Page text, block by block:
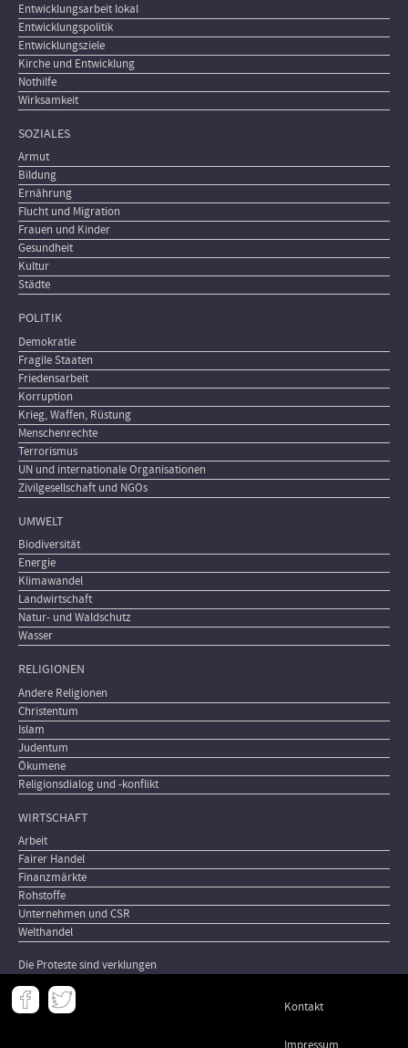
Entwicklungsarbeit lokal
Entwicklungspolitik
Entwicklungsziele
Kirche und Entwicklung
Nothilfe
Wirksamkeit
SOZIALES
Armut
Bildung
Ernährung
Flucht und Migration
Frauen und Kinder
Gesundheit
Kultur
Städte
POLITIK
Demokratie
Fragile Staaten
Friedensarbeit
Korruption
Krieg, Waffen, Rüstung
Menschenrechte
Terrorismus
UN und internationale Organisationen
Zivilgesellschaft und NGOs
UMWELT
Biodiversität
Energie
Klimawandel
Landwirtschaft
Natur- und Waldschutz
Wasser
RELIGIONEN
Andere Religionen
Christentum
Islam
Judentum
Ökumene
Religionsdialog und -konflikt
WIRTSCHAFT
Arbeit
Fairer Handel
Finanzmärkte
Rohstoffe
Unternehmen und CSR
Welthandel
Die Proteste sind verklungen
Meta
- Kontakt